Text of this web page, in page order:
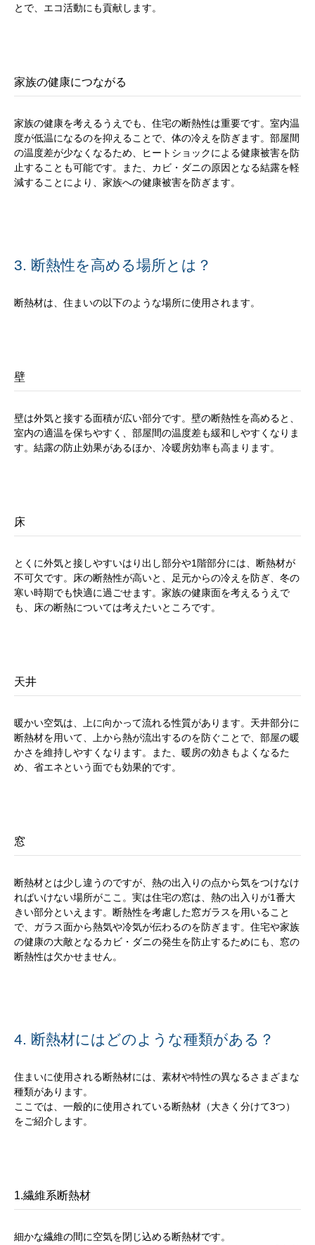
とで、エコ活動にも貢献します。
家族の健康につながる
家族の健康を考えるうえでも、住宅の断熱性は重要です。室内温
度が低温になるのを抑えることで、体の冷えを防ぎます。部屋間
の温度差が少なくなるため、ヒートショックによる健康被害を防
止することも可能です。また、カビ・ダニの原因となる結露を軽
減することにより、家族への健康被害を防ぎます。
3. 断熱性を高める場所とは？
断熱材は、住まいの以下のような場所に使用されます。
壁
壁は外気と接する面積が広い部分です。壁の断熱性を高めると、
室内の適温を保ちやすく、部屋間の温度差も緩和しやすくなりま
す。結露の防止効果があるほか、冷暖房効率も高まります。
床
とくに外気と接しやすいはり出し部分や1階部分には、断熱材が
不可欠です。床の断熱性が高いと、足元からの冷えを防ぎ、冬の
寒い時期でも快適に過ごせます。家族の健康面を考えるうえで
も、床の断熱については考えたいところです。
天井
暖かい空気は、上に向かって流れる性質があります。天井部分に
断熱材を用いて、上から熱が流出するのを防ぐことで、部屋の暖
かさを維持しやすくなります。また、暖房の効きもよくなるた
め、省エネという面でも効果的です。
窓
断熱材とは少し違うのですが、熱の出入りの点から気をつけなけ
ればいけない場所がここ。実は住宅の窓は、熱の出入りが1番大
きい部分といえます。断熱性を考慮した窓ガラスを用いること
で、ガラス面から熱気や冷気が伝わるのを防ぎます。住宅や家族
の健康の大敵となるカビ・ダニの発生を防止するためにも、窓の
断熱性は欠かせません。
4. 断熱材にはどのような種類がある？
住まいに使用される断熱材には、素材や特性の異なるさまざまな
種類があります。
ここでは、一般的に使用されている断熱材（大きく分けて3つ）
をご紹介します。
1.繊維系断熱材
細かな繊維の間に空気を閉じ込める断熱材です。